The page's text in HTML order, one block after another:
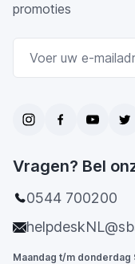
promoties
Vragen? Bel
0544 700200
Maandag t/m donderdag